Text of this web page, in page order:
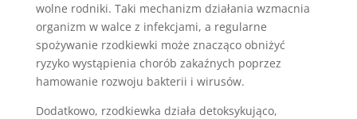
wolne rodniki. Taki mechanizm działania wzmacnia
organizm w walce z infekcjami, a regularne
spożywanie rzodkiewki może znacząco obniżyć
ryzyko wystąpienia chorób zakaźnych poprzez
hamowanie rozwoju bakterii i wirusów.
Dodatkowo, rzodkiewka działa detoksykująco,